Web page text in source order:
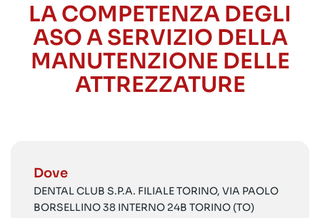
LA COMPETENZA DEGLI
ASO A SERVIZIO DELLA
MANUTENZIONE DELLE
ATTREZZATURE
Dove
DENTAL CLUB S.P.A. FILIALE TORINO, VIA PAOLO
BORSELLINO 38 INTERNO 24B TORINO (TO)